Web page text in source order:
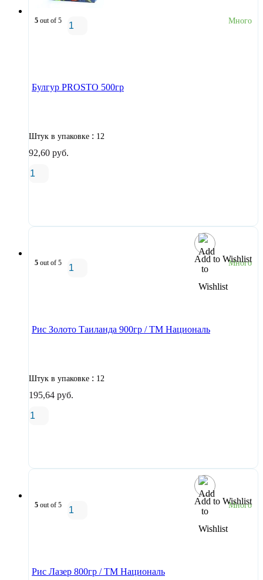
5 out of 5 Много
Булгур PROSTO 500гр
Штук в упаковке : 12
92,60 руб.
Add to Wishlist
5 out of 5 Много
Рис Золото Таиланда 900гр / ТМ Националь
Штук в упаковке : 12
195,64 руб.
Add to Wishlist
5 out of 5 Много
Рис Лазер 800гр / ТМ Националь